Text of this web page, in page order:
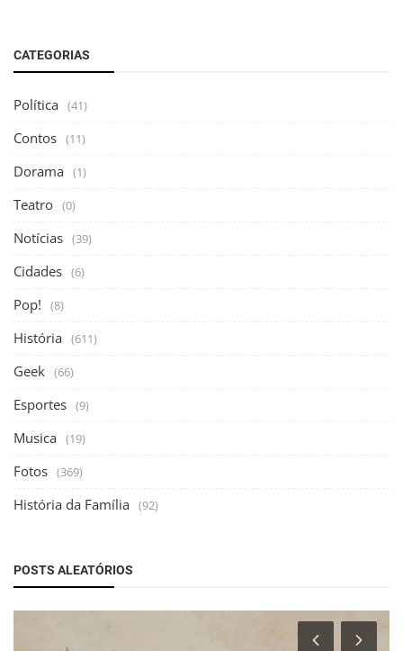
CATEGORIAS
Política (41)
Contos (11)
Dorama (1)
Teatro (0)
Notícias (39)
Cidades (6)
Pop! (8)
História (611)
Geek (66)
Esportes (9)
Musica (19)
Fotos (369)
História da Família (92)
POSTS ALEATÓRIOS